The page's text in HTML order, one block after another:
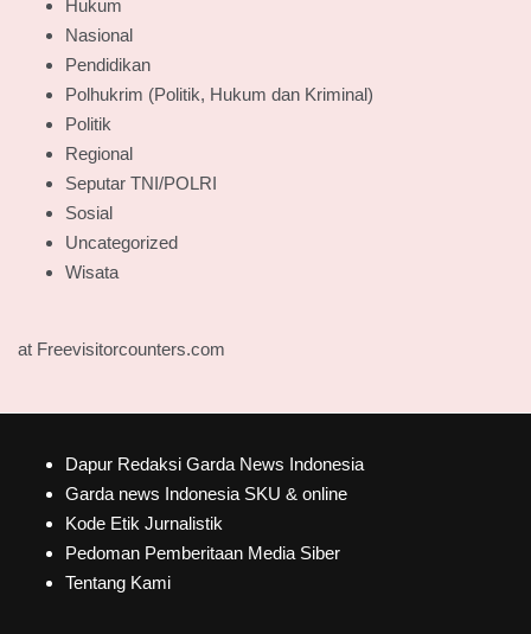
Hukum
Nasional
Pendidikan
Polhukrim (Politik, Hukum dan Kriminal)
Politik
Regional
Seputar TNI/POLRI
Sosial
Uncategorized
Wisata
at Freevisitorcounters.com
Dapur Redaksi Garda News Indonesia
Garda news Indonesia SKU & online
Kode Etik Jurnalistik
Pedoman Pemberitaan Media Siber
Tentang Kami